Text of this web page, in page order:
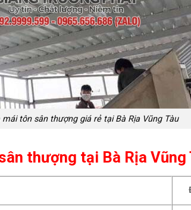
mái tôn sân thượng giá rẻ tại Bà Rịa Vũng Tàu
thượng tại Bà Rịa Vũng